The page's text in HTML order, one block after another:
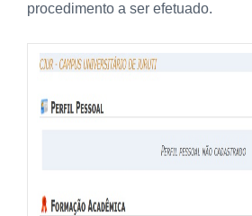
procedimento a ser efetuado.